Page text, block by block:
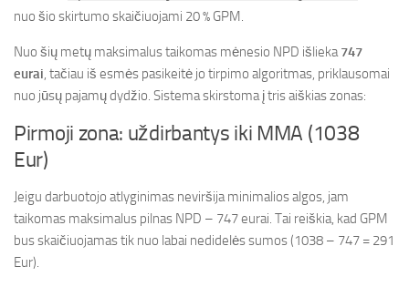
nuo šio skirtumo skaičiuojami 20 % GPM.
Nuo šių metų maksimalus taikomas mėnesio NPD išlieka747
eurai, tačiau iš esmės pasikeitė jo tirpimo algoritmas, priklausomai
nuo jūsų pajamų dydžio. Sistema skirstoma į tris aiškias zonas:
Pirmoji zona: uždirbantys iki MMA (1038
Eur)
Jeigu darbuotojo atlyginimas neviršija minimalios algos, jam
taikomas maksimalus pilnas NPD – 747 eurai. Tai reiškia, kad GPM
bus skaičiuojamas tik nuo labai nedidelės sumos (1038 – 747 = 291
Eur).